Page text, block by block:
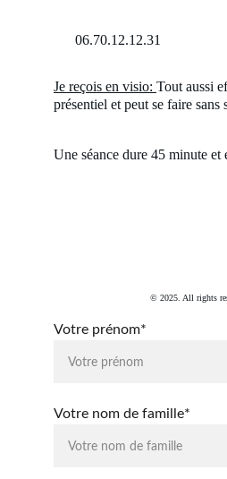
© 2025. All rights
      06.70.12.12.31
Je reçois en visio: Tout aussi
présentiel et peut se faire sans
Une séance dure 45 minute et
Votre prénom*
Votre nom de famille*